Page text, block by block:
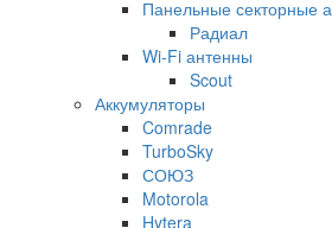
Панельные секторные
Радиал
Wi-Fi антенны
Scout
Аккумуляторы
Comrade
TurboSky
СОЮЗ
Motorola
Hytera